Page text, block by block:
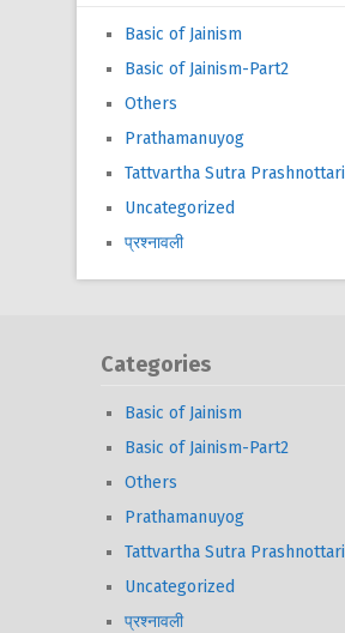
Basic of Jainism
Basic of Jainism-Part2
Others
Prathamanuyog
Tattvartha Sutra Prashnottari
Uncategorized
प्रश्नावली
Categories
Basic of Jainism
Basic of Jainism-Part2
Others
Prathamanuyog
Tattvartha Sutra Prashnottari
Uncategorized
प्रश्नावली